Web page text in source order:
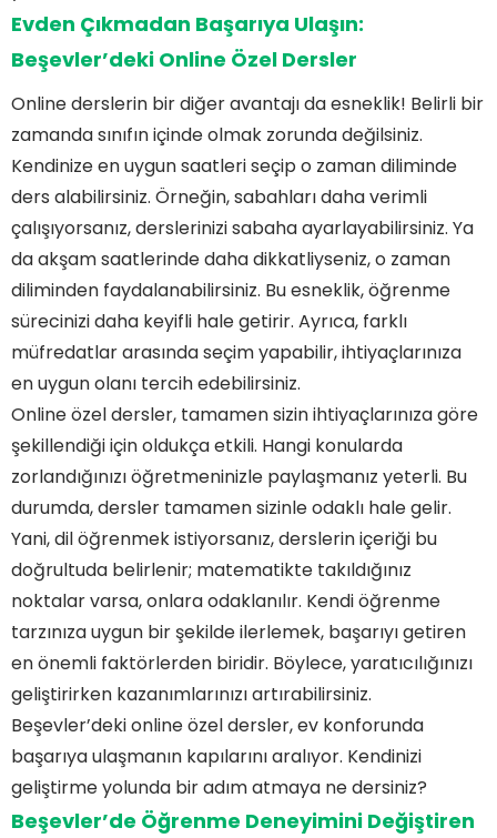
Evden Çıkmadan Başarıya Ulaşın:
Beşevler’deki Online Özel Dersler
Online derslerin bir diğer avantajı da esneklik! Belirli bir
zamanda sınıfın içinde olmak zorunda değilsiniz.
Kendinize en uygun saatleri seçip o zaman diliminde
ders alabilirsiniz. Örneğin, sabahları daha verimli
çalışıyorsanız, derslerinizi sabaha ayarlayabilirsiniz. Ya
da akşam saatlerinde daha dikkatliyseniz, o zaman
diliminden faydalanabilirsiniz. Bu esneklik, öğrenme
sürecinizi daha keyifli hale getirir. Ayrıca, farklı
müfredatlar arasında seçim yapabilir, ihtiyaçlarınıza
en uygun olanı tercih edebilirsiniz.
Online özel dersler, tamamen sizin ihtiyaçlarınıza göre
şekillendiği için oldukça etkili. Hangi konularda
zorlandığınızı öğretmeninizle paylaşmanız yeterli. Bu
durumda, dersler tamamen sizinle odaklı hale gelir.
Yani, dil öğrenmek istiyorsanız, derslerin içeriği bu
doğrultuda belirlenir; matematikte takıldığınız
noktalar varsa, onlara odaklanılır. Kendi öğrenme
tarzınıza uygun bir şekilde ilerlemek, başarıyı getiren
en önemli faktörlerden biridir. Böylece, yaratıcılığınızı
geliştirirken kazanımlarınızı artırabilirsiniz.
Beşevler’deki online özel dersler, ev konforunda
başarıya ulaşmanın kapılarını aralıyor. Kendinizi
geliştirme yolunda bir adım atmaya ne dersiniz?
Beşevler’de Öğrenme Deneyimini Değiştiren